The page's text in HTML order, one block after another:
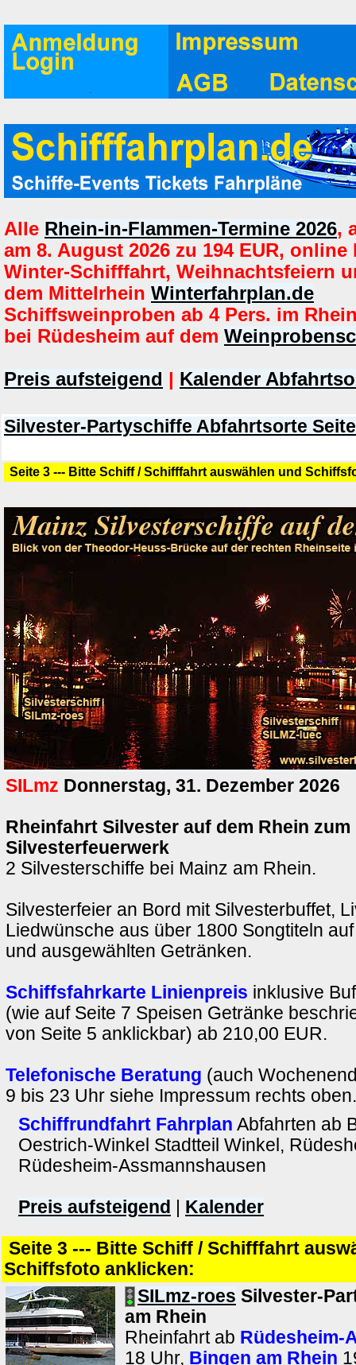
Alle Rhein-in-Flammen-Termine 2026,
am 8. August 2026 zu 194 EUR, online
Winter-Schifffahrt, Weihnachtsfeiern
dem Mittelrhein Winterfahrplan.de
Schiffsweinproben ab 4 Pers. im
bei Rüdesheim auf dem
Preis aufsteigend | Kalender
Silvester-Partyschiffe Abfahrtsorte
Seite 3 --- Bitte Schiff / Schifffahrt auswählen und
SILmz Donnerstag, 31. Dezember 2026
Rheinfahrt Silvester auf dem Rhein zum
Silvesterfeuerwerk
2 Silvesterschiffe bei Mainz am Rhein.
Silvesterfeier an Bord mit Silvesterbuffet,
Liedwünsche aus über 1800 Songtiteln
und ausgewählten Getränken.
Schiffsfahrkarte Linienpreis inklusive
(wie auf Seite 7 Speisen Getränke
von Seite 5 anklickbar) ab 210,00 EUR.
Telefonische Beratung (auch
9 bis 23 Uhr siehe Impressum rechts oben.
Schiffrundfahrt Fahrplan Abfahrten ab
Oestrich-Winkel Stadtteil Winkel,
Rüdesheim-Assmannshausen
Preis aufsteigend Kalender
Seite 3 --- Bitte Schiff / Schifffahrt
Schiffsfoto anklicken:
SILmz-roes Silvester-
am Rhein
Rheinfahrt ab Rüdesheim-
18 Uhr, Bingen am Rhein